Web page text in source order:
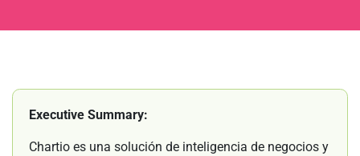
Executive Summary:
Chartio es una solución de inteligencia de negocios y